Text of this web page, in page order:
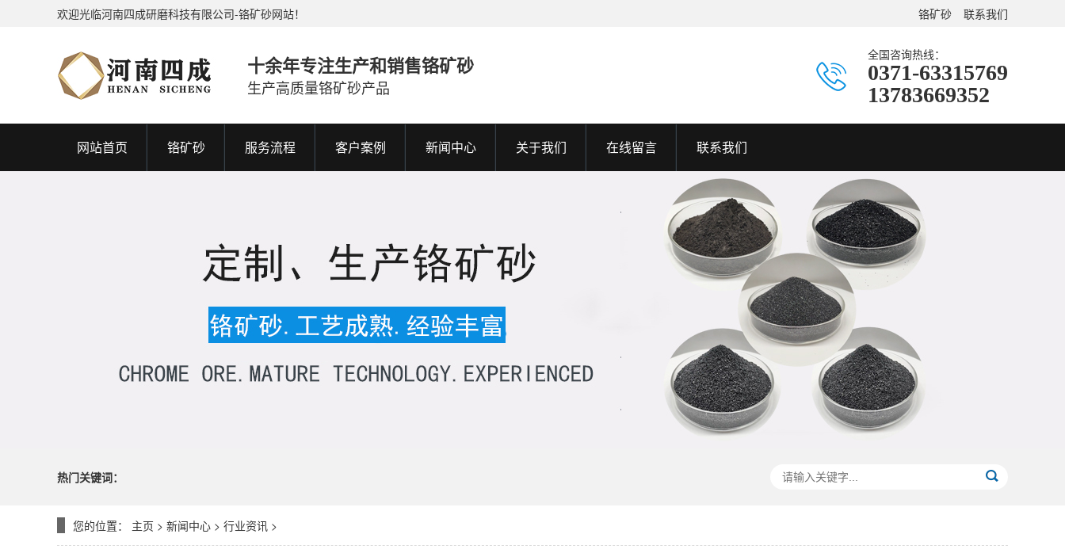
铬矿砂 联系我们
欢迎光临河南四成研磨科技有限公司-铬矿砂网站！
十余年专注生产和销售铬矿砂
生产高质量铬矿砂产品
全国咨询热线：
0371-63315769
13783669352
网站首页 铬矿砂 服务流程 客户案例 新闻中心 关于我们 在线留言 联系我们
热门关键词：
您的位置： 主页 > 新闻中心 > 行业资讯 >